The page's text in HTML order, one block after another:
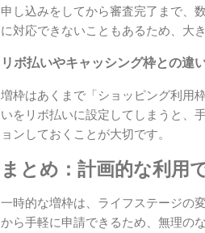
申し込みをしてから審査完了まで、
に対応できないこともあるため、大
リボ払いやキャッシング枠との違
増枠はあくまで「ショッピング利用
いをリボ払いに設定してしまうと、
ョンしておくことが大切です。
まとめ：計画的な利用
一時的な増枠は、ライフステージの
から手軽に申請できるため、無理の